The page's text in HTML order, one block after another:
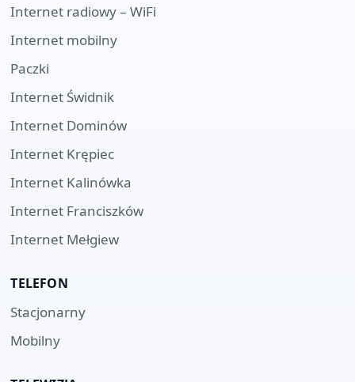
Internet radiowy – WiFi
Internet mobilny
Paczki
Internet Świdnik
Internet Dominów
Internet Krępiec
Internet Kalinówka
Internet Franciszków
Internet Mełgiew
TELEFON
Stacjonarny
Mobilny